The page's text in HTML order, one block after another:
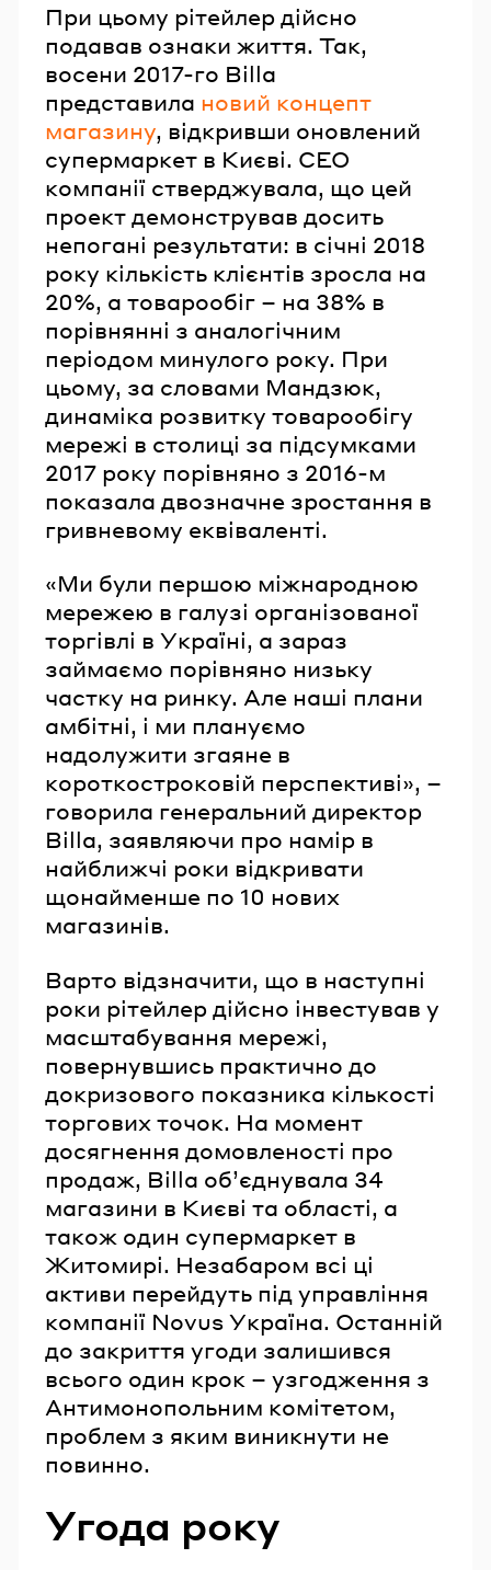
При цьому рітейлер дійсно
подавав ознаки життя. Так,
восени 2017-го Billa
представила новий концепт
магазину, відкривши оновлений
супермаркет в Києві. СЕО
компанії стверджувала, що цей
проект демонстрував досить
непогані результати: в січні 2018
року кількість клієнтів зросла на
20%, а товарообіг – на 38% в
порівнянні з аналогічним
періодом минулого року. При
цьому, за словами Мандзюк,
динаміка розвитку товарообігу
мережі в столиці за підсумками
2017 року порівняно з 2016-м
показала двозначне зростання в
гривневому еквіваленті.
«Ми були першою міжнародною
мережею в галузі організованої
торгівлі в Україні, а зараз
займаємо порівняно низьку
частку на ринку. Але наші плани
амбітні, і ми плануємо
надолужити згаяне в
короткостроковій перспективі», –
говорила генеральний директор
Billa, заявляючи про намір в
найближчі роки відкривати
щонайменше по 10 нових
магазинів.
Варто відзначити, що в наступні
роки рітейлер дійсно інвестував у
масштабування мережі,
повернувшись практично до
докризового показника кількості
торгових точок. На момент
досягнення домовленості про
продаж, Billa об’єднувала 34
магазини в Києві та області, а
також один супермаркет в
Житомирі. Незабаром всі ці
активи перейдуть під управління
компанії Novus Україна. Останній
до закриття угоди залишився
всього один крок – узгодження з
Антимонопольним комітетом,
проблем з яким виникнути не
повинно.
Угода року